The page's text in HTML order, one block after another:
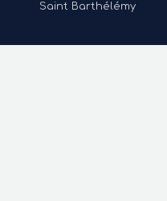
Saint Barthélémy